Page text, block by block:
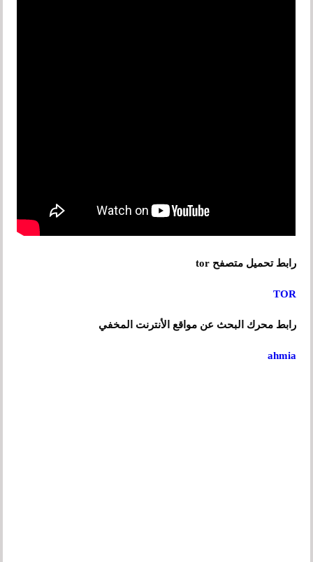
رابط تحميل متصفح tor
TOR
رابط محرك البحث عن مواقع الأنترنت المخفي
ahmia